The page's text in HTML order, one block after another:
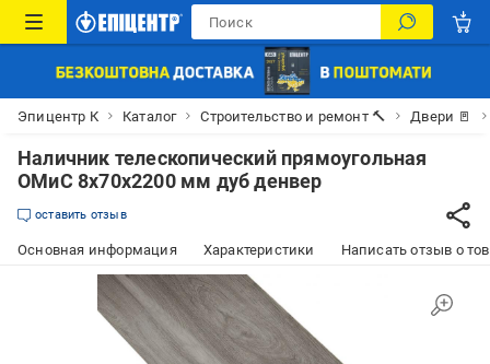
Эпицентр К Каталог Строительство и ремонт 🔨 Двери 🚪
Наличник телескопический прямоугольная
ОМиС 8х70х2200 мм дуб денвер
оставить отзыв
Основная информация Характеристики Написать отзыв о